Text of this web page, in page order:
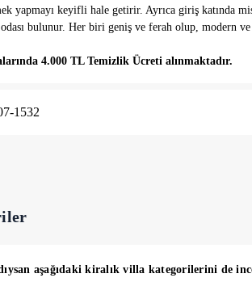
yapmayı keyifli hale getirir. Ayrıca giriş katında
bulunur. Her biri geniş ve ferah olup, modern
4.000 TL Temizlik Ücreti alınmaktadır.
özel konumu, modern tasarımı ve lüks
1532
aşağıdaki kiralık villa kategorilerini de